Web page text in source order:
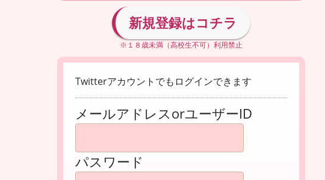
新規登録はコチラ
※１８歳未満（高校生不可）利用禁止
Twitterアカウントでもログインできます
メールアドレスorユーザーID
パスワード